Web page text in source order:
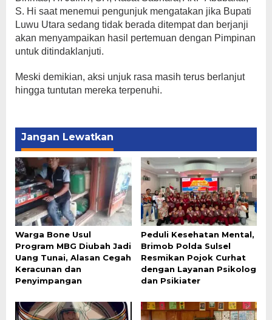
S. Hi saat menemui pengunjuk mengatakan jika Bupati
Luwu Utara sedang tidak berada ditempat dan berjanji
akan menyampaikan hasil pertemuan dengan Pimpinan
untuk ditindaklanjuti.
Meski demikian, aksi unjuk rasa masih terus berlanjut
hingga tuntutan mereka terpenuhi.
Jangan Lewatkan
Warga Bone Usul
Program MBG Diubah Jadi
Uang Tunai, Alasan Cegah
Keracunan dan
Penyimpangan
Peduli Kesehatan Mental,
Brimob Polda Sulsel
Resmikan Pojok Curhat
dengan Layanan Psikolog
dan Psikiater